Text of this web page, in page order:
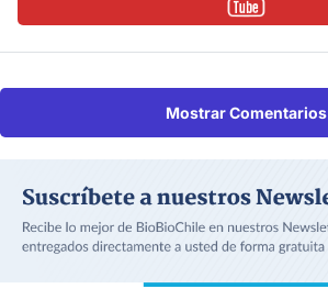
Mostrar Comentarios